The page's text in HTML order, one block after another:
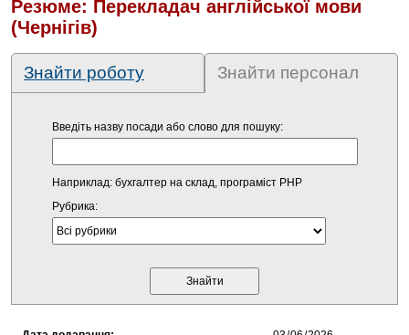
Резюме: Перекладач англійської мови
(Чернігів)
Знайти роботу Знайти персонал
Введіть назву посади або слово для пошуку:
Наприклад: бухгалтер на склад, програміст PHP
Рубрика: